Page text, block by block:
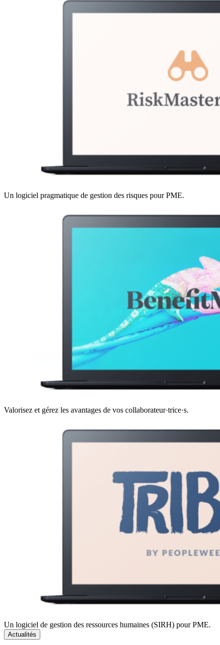
Un logiciel pragmatique de gestion des risques pour PME.
Valorisez et gérez les avantages de vos collaborateur·trice·s.
Un logiciel de gestion des ressources humaines (SIRH) pour PME.
Actualités